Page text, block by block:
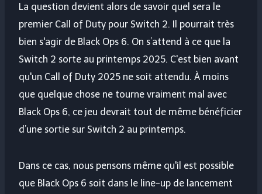
La question devient alors de savoir quel sera le
premier Call of Duty pour Switch 2. Il pourrait très
bien s'agir de Black Ops 6. On s’attend à ce que la
Switch 2 sorte au printemps 2025. C'est bien avant
qu'un Call of Duty 2025 ne soit attendu. À moins
que quelque chose ne tourne vraiment mal avec
Black Ops 6, ce jeu devrait tout de même bénéficier
d’une sortie sur Switch 2 au printemps.
Dans ce cas, nous pensons même qu'il est possible
que Black Ops 6 soit dans le line-up de lancement